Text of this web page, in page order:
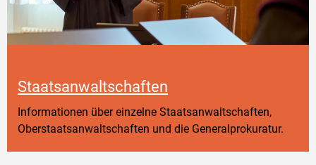
Staatsanwaltschaften
Informationen über einzelne Staatsanwaltschaften,
Oberstaatsanwaltschaften und die Generalprokuratur.